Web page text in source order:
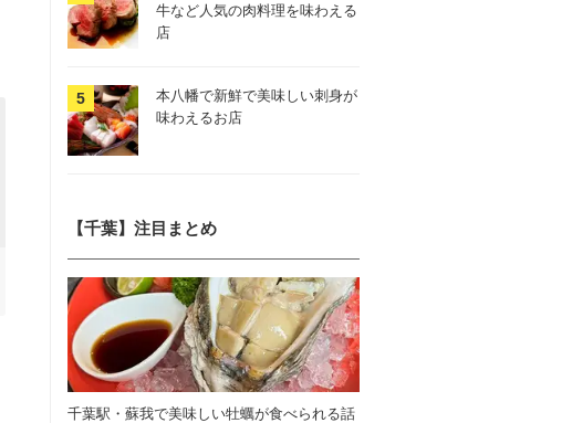
牛など人気の肉料理を味わえる
店
本八幡で新鮮で美味しい刺身が
味わえるお店
【千葉】注目まとめ
千葉駅・蘇我で美味しい牡蠣が食べられる話